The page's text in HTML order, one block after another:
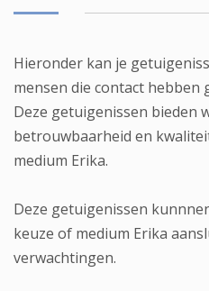
Hieronder kan je
mensen die contact hebben
Deze getuigenissen bieden
betrouwbaarheid en
medium Erika.
Deze getuigenissen
keuze of medium Erika
verwachtingen.